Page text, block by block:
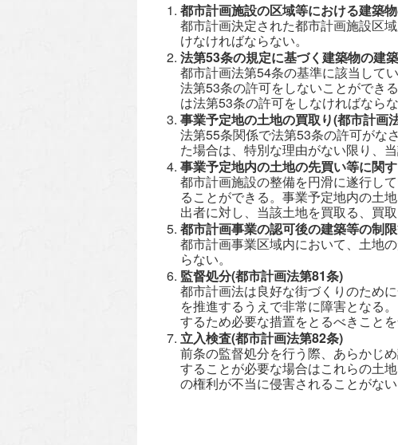
都市計画施設の区域等における建築
都市計画決定された都市計画施設区
けなければならない。
法第53条の規定に基づく建築物の建
都市計画法第54条の基準に該当して
法第53条の許可をしないことができ
は法第53条の許可をしなければならな
事業予定地の土地の買取り(都市計画
法第55条関係で法第53条の許可がな
た場合は、特別な理由がない限り、
事業予定地内の土地の先買い等に関
都市計画施設の整備を円滑に遂行し
ることができる。事業予定地内の土
出者に対し、当該土地を買取る、買
都市計画事業の認可後の建築等の制
都市計画事業区域内において、土地
らない。
監督処分(都市計画法第81条)
都市計画法は良好な街づくりのため
を推進するうえで非常に障害となる
するため必要な措置をとるべきことを
立入検査(都市計画法第82条)
前条の監督処分を行う際、あらかじ
することが必要な場合はこれらの土
の権利が不当に侵害されることがな